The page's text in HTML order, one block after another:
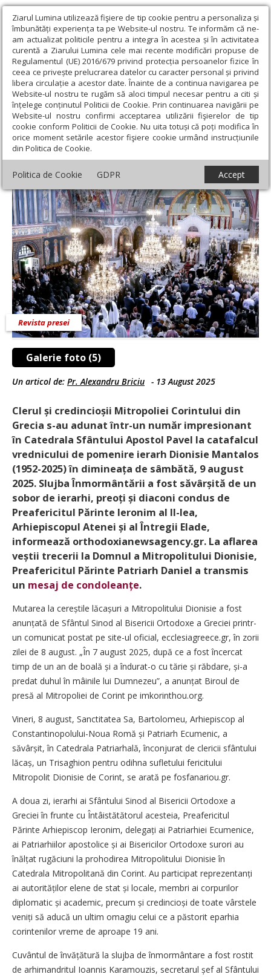
Ziarul Lumina utilizează fişiere de tip cookie pentru a personaliza și
îmbunătăți experiența ta pe Website-ul nostru. Te informăm că ne-
am actualizat politicile pentru a integra în acestea și în activitatea
curentă a Ziarului Lumina cele mai recente modificări propuse de
Regulamentul (UE) 2016/679 privind protecția persoanelor fizice în
ceea ce privește prelucrarea datelor cu caracter personal și privind
libera circulație a acestor date. Înainte de a continua navigarea pe
Website-ul nostru te rugăm să aloci timpul necesar pentru a citi și
înțelege conținutul Politicii de Cookie. Prin continuarea navigării pe
Website-ul nostru confirmi acceptarea utilizării fişierelor de tip
cookie conform Politicii de Cookie. Nu uita totuși că poți modifica în
orice moment setările acestor fişiere cookie urmând instrucțiunile
din Politica de Cookie.
Politica de Cookie GDPR Accept
Ziarul Lumina › Educaţie și Cultură › Revista presei › Mitropolitul
Dionisie al Corintului a fost înmormântat
Mitropolitul Dionisie al Corintului a fost
înmormântat
Galerie foto (5)
Revista presei
Un articol de: Pr. Alexandru Briciu - 13 August 2025
Clerul și credincioșii Mitropoliei Corintului din
Grecia s-au adunat într-un număr impresionant
în Catedrala Sfântului Apostol Pavel la catafalcul
vrednicului de pomenire ierarh Dionisie Mantalos
(1952-2025) în dimineața de sâmbătă, 9 august
2025. Slujba Înmormântării a fost săvârșită de un
sobor de ierarhi, preoți și diaconi condus de
Preafericitul Părinte Ieronim al II-lea,
Arhiepiscopul Atenei și al Întregii Elade,
informează orthodoxianewsagency.gr. La aflarea
veștii trecerii la Domnul a Mitropolitului Dionisie,
Preafericitul Părinte Patriarh Daniel a transmis
un mesaj de condoleanțe.
Mutarea la cereștile lăcașuri a Mitropolitului Dionisie a fost
anunțată de Sfântul Sinod al Bisericii Ortodoxe a Greciei printr-
un comunicat postat pe site-ul oficial, ecclesiagreece.gr, în zorii
zilei de 8 august. „În 7 august 2025, după ce a fost încercat
timp de un an de boală și a îndurat-o cu tărie și răbdare, și-a
predat duhul în mâinile lui Dumnezeu”, a anunțat Biroul de
presă al Mitropoliei de Corint pe imkorinthou.org.
Vineri, 8 august, Sanctitatea Sa, Bartolomeu, Arhiepiscop al
Constantinopolului-Noua Romă și Patriarh Ecumenic, a
săvârșit, în Catedrala Patriarhală, înconjurat de clericii sfântului
lăcaș, un Trisaghion pentru odihna sufletului fericitului
Mitropolit Dionisie de Corint, se arată pe fosfanariou.gr.
A doua zi, ierarhi ai Sfântului Sinod al Bisericii Ortodoxe a
Greciei în frunte cu Întâi­stătătorul acesteia, Preafericitul
Părinte Arhiepiscop Ieronim, delegați ai Patriarhiei Ecumenice,
ai Patriarhiilor apostolice și ai Bisericilor Ortodoxe surori au
înălțat rugăciuni la prohodirea Mitropolitului Dionisie în
Catedrala Mitropolitană din Corint. Au participat reprezentanți
ai autorităților elene de stat și locale, membri ai corpurilor
diplomatic și academic, precum și credincioși de toate vârstele
veniți să aducă un ultim omagiu celui ce a păstorit eparhia
corintenilor vreme de aproape 19 ani.
Cuvântul de învățătură la slujba de înmormântare a fost rostit
de arhimandritul Ioannis Karamouzis, secretarul șef al Sfântului